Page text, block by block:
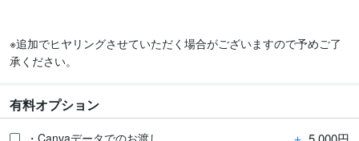
※追加でヒヤリングさせていただく場合がございますので予めご了
承ください。
有料オプション
・Canvaデータでのお渡し